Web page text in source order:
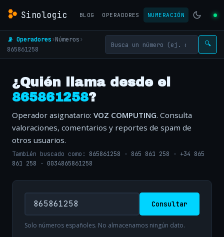
Sinologic BLOG OPERADORES NUMERACIÓN
📡 Operadores›Números›
865861258
🔍
¿Quién llama desde el
865861258?
Operador asignatario: VOZ COMPUTING. Consulta
valoraciones, comentarios y reportes de spam de
otros usuarios.
También buscado como: 865861258 · 865 861 258 · +34 865
861 258 · 0034865861258
Consultar
Solo números españoles. No almacenamos ningún dato.